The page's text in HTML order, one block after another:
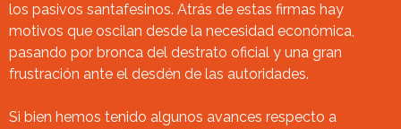
los pasivos santafesinos. Atrás de estas firmas hay
motivos que oscilan desde la necesidad económica,
pasando por bronca del destrato oficial y una gran
frustración ante el desdén de las autoridades.
Si bien hemos tenido algunos avances respecto a